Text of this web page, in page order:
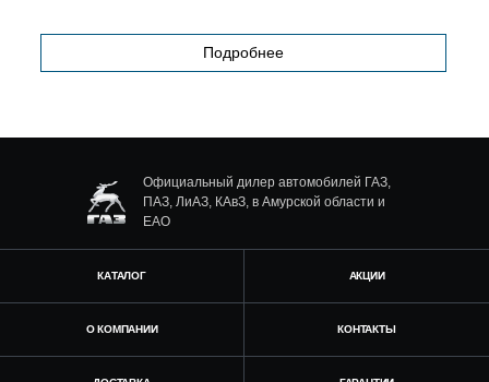
Подробнее
Официальный дилер автомобилей ГАЗ,
ПАЗ, ЛиАЗ, КАвЗ, в Амурской области и
ЕАО
КАТАЛОГ АКЦИИ
О КОМПАНИИ КОНТАКТЫ